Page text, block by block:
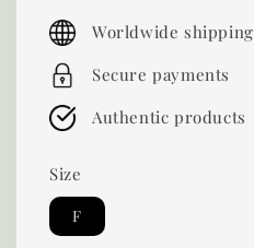
price
Worldwide shipping
Secure payments
Authentic products
Size
F